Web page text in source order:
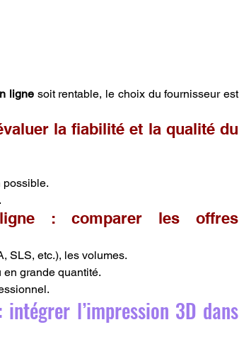
ligne soit rentable, le choix du fournisseur est
la fiabilité et la qualité du
possible.
: comparer les offres
SLS, etc.), les volumes.
grande quantité.
l’impression 3D dans